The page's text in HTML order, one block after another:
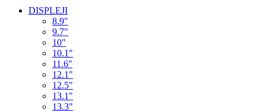
DISPLEJI
8.9"
9.7"
10"
10.1"
11.6"
12.1"
12.5"
13.1"
13.3"